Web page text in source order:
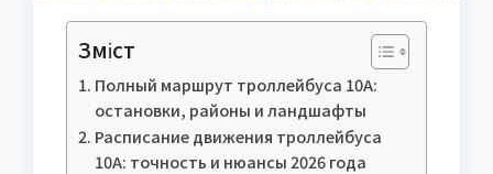
Зміст
Полный маршрут троллейбуса 10А:
остановки, районы и ландшафты
Расписание движения троллейбуса
10А: точность и нюансы 2026 года